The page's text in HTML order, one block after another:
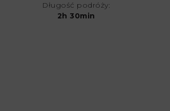
Długość podróży:
2h 30min